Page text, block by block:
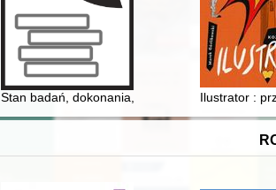
Stan badań, dokonania, perspektywy: historia
Ilustrator :